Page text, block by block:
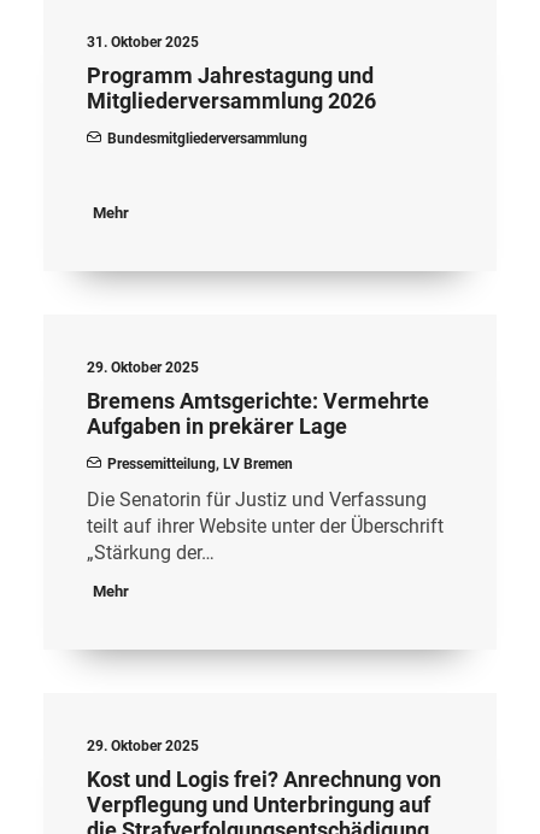
31. Oktober 2025
Programm Jahrestagung und
Mitgliederversammlung 2026
Bundesmitgliederversammlung
Mehr
29. Oktober 2025
Bremens Amtsgerichte: Vermehrte
Aufgaben in prekärer Lage
Pressemitteilung, LV Bremen
Die Senatorin für Justiz und Verfassung
teilt auf ihrer Website unter der Überschrift
„Stärkung der…
Mehr
29. Oktober 2025
Kost und Logis frei? Anrechnung von
Verpflegung und Unterbringung auf